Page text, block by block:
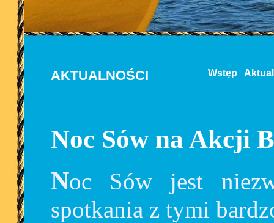
AKTUALNOŚCI Wstęp
Noc Sów na Akcji
Noc Sów jest niezwykłą okazją do bliskiego
spotkania z tymi